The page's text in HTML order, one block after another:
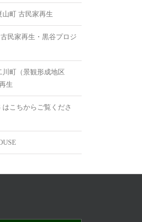
山町 古民家再生
民家再生・黒谷プロジ
川町（景観形成地区
生
はこちからご覧くださ